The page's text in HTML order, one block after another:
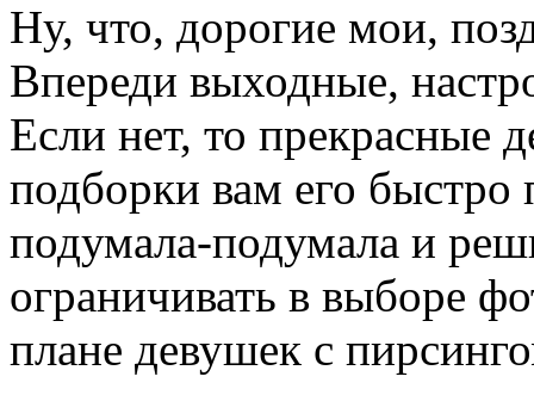
Ну, что, дорогие мои,
Впереди выходные,
Если нет, то прекрасные
подборки вам его быстро
подумала-подумала и
ограничивать в выборе
плане девушек с